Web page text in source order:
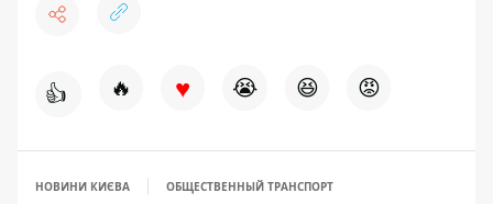
👍 🔥 ♥ 😭 😆 😡
НОВИНИ КИЄВА ОБЩЕСТВЕННЫЙ ТРАНСПОРТ